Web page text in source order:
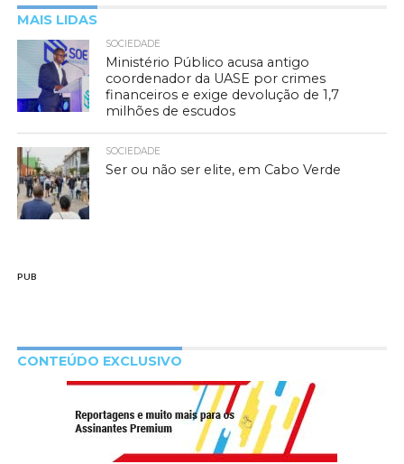
MAIS LIDAS
SOCIEDADE
Ministério Público acusa antigo
coordenador da UASE por crimes
financeiros e exige devolução de 1,7
milhões de escudos
SOCIEDADE
Ser ou não ser elite, em Cabo Verde
PUB
CONTEÚDO EXCLUSIVO